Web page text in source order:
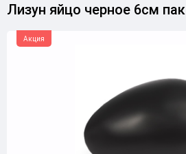
Лизун яйцо черное 6см пак
Акция